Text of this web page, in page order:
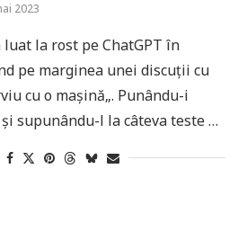
2023
la rost pe ChatGPT în
pe marginea unei discuții cu
cu o mașină„. Punându-i
supunându-l la câteva teste …